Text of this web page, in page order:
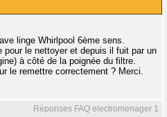
linge Whirlpool 6ème sens.
pour le nettoyer et depuis il fuit par un
à côté de la poignée du filtre.
le remettre correctement ? Merci.
Réponses FAQ electromenager 1